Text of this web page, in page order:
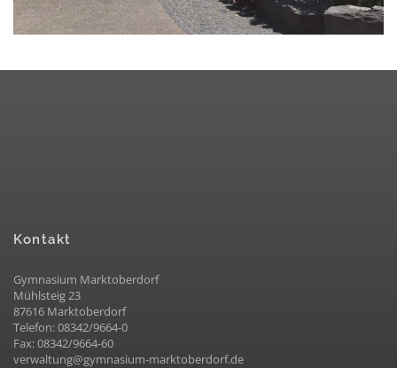
Kontakt
Gymnasium Marktoberdorf
Mühlsteig 23
87616 Marktoberdorf
Telefon: 08342/9664-0
Fax: 08342/9664-60
verwaltung@gymnasium-marktoberdorf.de